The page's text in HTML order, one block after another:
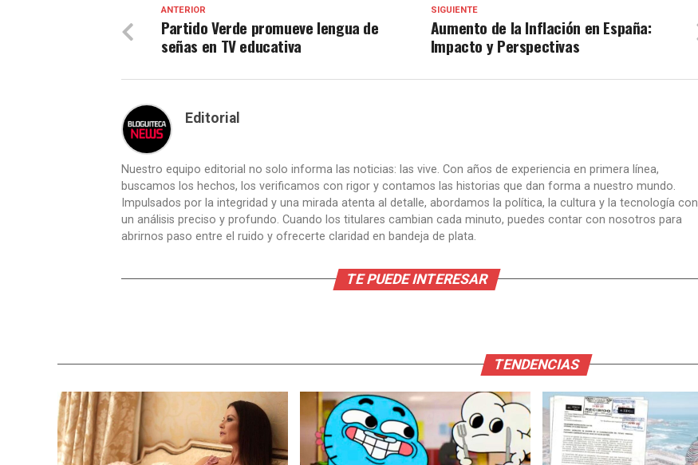
SIGUIENTE
Aumento de la Inflación en España:
Impacto y Perspectivas
ANTERIOR
Partido Verde promueve lengua de
señas en TV educativa
Editorial
Nuestro equipo editorial no solo informa las noticias: las vive. Con años de experiencia en primera línea,
buscamos los hechos, los verificamos con rigor y contamos las historias que dan forma a nuestro mundo.
Impulsados por la integridad y una mirada atenta al detalle, abordamos la política, la cultura y la tecnología con
un análisis preciso y profundo. Cuando los titulares cambian cada minuto, puedes contar con nosotros para
abrirnos paso entre el ruido y ofrecerte claridad en bandeja de plata.
TE PUEDE INTERESAR
TENDENCIAS